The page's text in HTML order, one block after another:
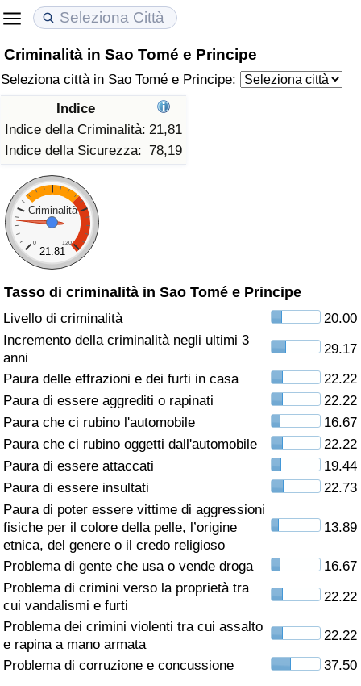
Criminalità in Sao Tomé e Principe
Seleziona città in Sao Tomé e Principe:
Indice
Indice della Criminalità: 21,81
Indice della Sicurezza: 78,19
Criminalità
0 120
21.81
Tasso di criminalità in Sao Tomé e Principe
Livello di criminalità
20.00
Incremento della criminalità negli ultimi 3
anni
29.17
Paura delle effrazioni e dei furti in casa
22.22
Paura di essere aggrediti o rapinati
22.22
Paura che ci rubino l'automobile
16.67
Paura che ci rubino oggetti dall'automobile
22.22
Paura di essere attaccati
19.44
Paura di essere insultati
22.73
Paura di poter essere vittime di aggressioni
fisiche per il colore della pelle, l’origine
etnica, del genere o il credo religioso
13.89
Problema di gente che usa o vende droga
16.67
Problema di crimini verso la proprietà tra
cui vandalismi e furti
22.22
Problema dei crimini violenti tra cui assalto
e rapina a mano armata
22.22
Problema di corruzione e concussione
37.50
Costo della vita
Indice Del Costo Della Vita (corrente)
Indice Del Costo Della Vita
Indice del Costo della Vita per Nazione
ad Aqaba
Prezzi degli immobili
Indice del Prezzo delle Case (Corrente)
Indice del Prezzo delle Case
Indice del Prezzo delle Case per Nazione
Qualità della Vita
Indice della Qualità della Vita
Indice della Qualità della Vita (Corrente)
Indice della qualità della vita per Paese
Criminalità
Indice del Tasso di Criminalità (Corrente)
Indice di criminalità per paese
Indice dell’Assistenza Sanitaria (Corrente)
Indice dell’Assistenza Sanitaria
Indice dell’Assistenza Sanitaria per
Nazione
Inquinamento
Indice dell’Inquinamento (Corrente)
Indice di inquinamento